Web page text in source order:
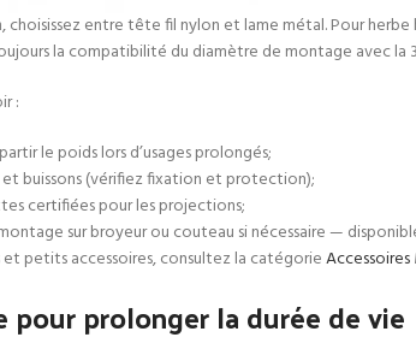
entre tête fil nylon et lame métal. Pour
la compatibilité du diamètre de montage avec la
:
le poids lors d’usages prolongés;
buissons (vérifiez fixation et protection);
certifiées pour les projections;
sur broyeur ou couteau si nécessaire —
et petits accessoires, consultez la catégorie
pour prolonger la durée de vie